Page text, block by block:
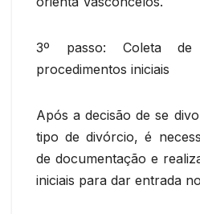
3º passo: Coleta de
procedimentos iniciais
Após a decisão de se
tipo de divórcio, é
de documentação e
iniciais para dar entrada